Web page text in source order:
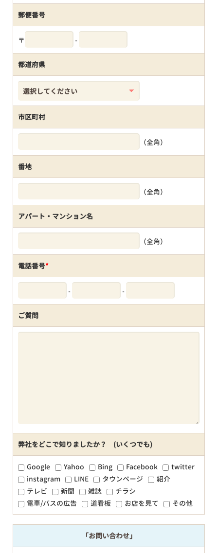
郵便番号
〒 -
都道府県
市区町村
（全角）
番地
（全角）
アパート・マンション名
（全角）
電話番号*
- -
ご質問
弊社をどこで知りましたか？ (いくつでも)
Google Yahoo Bing Facebook
twitter
instagram
LINE タウンページ
紹介
テレビ
新聞 雑誌
チラシ
電車/バスの広告
道看板 お店を見て その他
「お問い合わせ」